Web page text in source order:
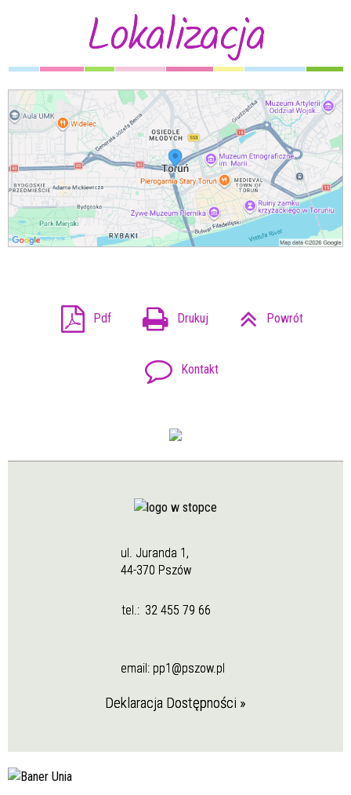
Lokalizacja
Pdf Drukuj Powrót
Kontakt
ul. Juranda 1,
44-370 Pszów
tel.: 32 455 79 66
email: pp1@pszow.pl
Deklaracja Dostępności »